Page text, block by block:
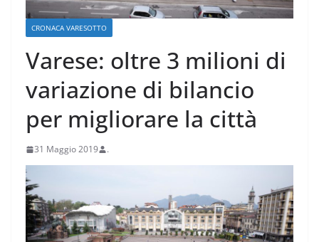
CRONACA VARESOTTO
Varese: oltre 3 milioni di
variazione di bilancio
per migliorare la città
31 Maggio 2019 .